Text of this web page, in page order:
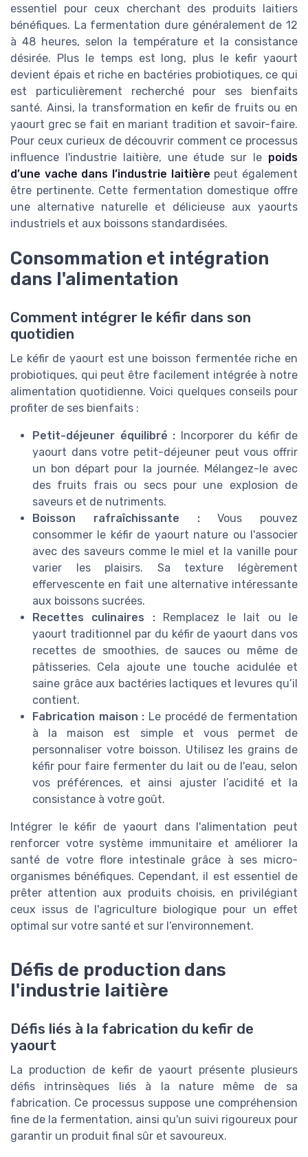
essentiel pour ceux cherchant des produits laitiers
bénéfiques. La fermentation dure généralement de 12
à 48 heures, selon la température et la consistance
désirée. Plus le temps est long, plus le kefir yaourt
devient épais et riche en bactéries probiotiques, ce qui
est particulièrement recherché pour ses bienfaits
santé. Ainsi, la transformation en kefir de fruits ou en
yaourt grec se fait en mariant tradition et savoir-faire.
Pour ceux curieux de découvrir comment ce processus
influence l'industrie laitière, une étude sur le poids
d’une vache dans l’industrie laitière peut également
être pertinente. Cette fermentation domestique offre
une alternative naturelle et délicieuse aux yaourts
industriels et aux boissons standardisées.
Consommation et intégration
dans l'alimentation
Comment intégrer le kéfir dans son
quotidien
Le kéfir de yaourt est une boisson fermentée riche en
probiotiques, qui peut être facilement intégrée à notre
alimentation quotidienne. Voici quelques conseils pour
profiter de ses bienfaits :
Petit-déjeuner équilibré : Incorporer du kéfir de
yaourt dans votre petit-déjeuner peut vous offrir
un bon départ pour la journée. Mélangez-le avec
des fruits frais ou secs pour une explosion de
saveurs et de nutriments.
Boisson rafraîchissante :Vous pouvez
consommer le kéfir de yaourt nature ou l'associer
avec des saveurs comme le miel et la vanille pour
varier les plaisirs. Sa texture légèrement
effervescente en fait une alternative intéressante
aux boissons sucrées.
Recettes culinaires :Remplacez le lait ou le
yaourt traditionnel par du kéfir de yaourt dans vos
recettes de smoothies, de sauces ou même de
pâtisseries. Cela ajoute une touche acidulée et
saine grâce aux bactéries lactiques et levures qu’il
contient.
Fabrication maison : Le procédé de fermentation
à la maison est simple et vous permet de
personnaliser votre boisson. Utilisez les grains de
kéfir pour faire fermenter du lait ou de l'eau, selon
vos préférences, et ainsi ajuster l’acidité et la
consistance à votre goût.
Intégrer le kéfir de yaourt dans l'alimentation peut
renforcer votre système immunitaire et améliorer la
santé de votre flore intestinale grâce à ses micro-
organismes bénéfiques. Cependant, il est essentiel de
prêter attention aux produits choisis, en privilégiant
ceux issus de l'agriculture biologique pour un effet
optimal sur votre santé et sur l’environnement.
Défis de production dans
l'industrie laitière
Défis liés à la fabrication du kefir de
yaourt
La production de kefir de yaourt présente plusieurs
défis intrinsèques liés à la nature même de sa
fabrication. Ce processus suppose une compréhension
fine de la fermentation, ainsi qu'un suivi rigoureux pour
garantir un produit final sûr et savoureux.